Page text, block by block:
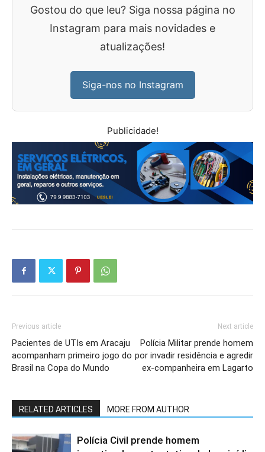
Gostou do que leu? Siga nossa página no
Instagram para mais novidades e
atualizações!
Siga-nos no Instagram
Publicidade!
Previous article
Pacientes de UTIs em Aracaju
acompanham primeiro jogo do
Brasil na Copa do Mundo
Next article
Polícia Militar prende homem
por invadir residência e agredir
ex-companheira em Lagarto
RELATED ARTICLES MORE FROM AUTHOR
Polícia Civil prende homem